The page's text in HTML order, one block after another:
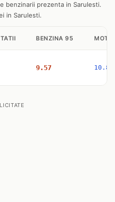
benzinarii prezenta in Sarulesti.
in Sarulesti.
BENZINA 95
9.57 10.83